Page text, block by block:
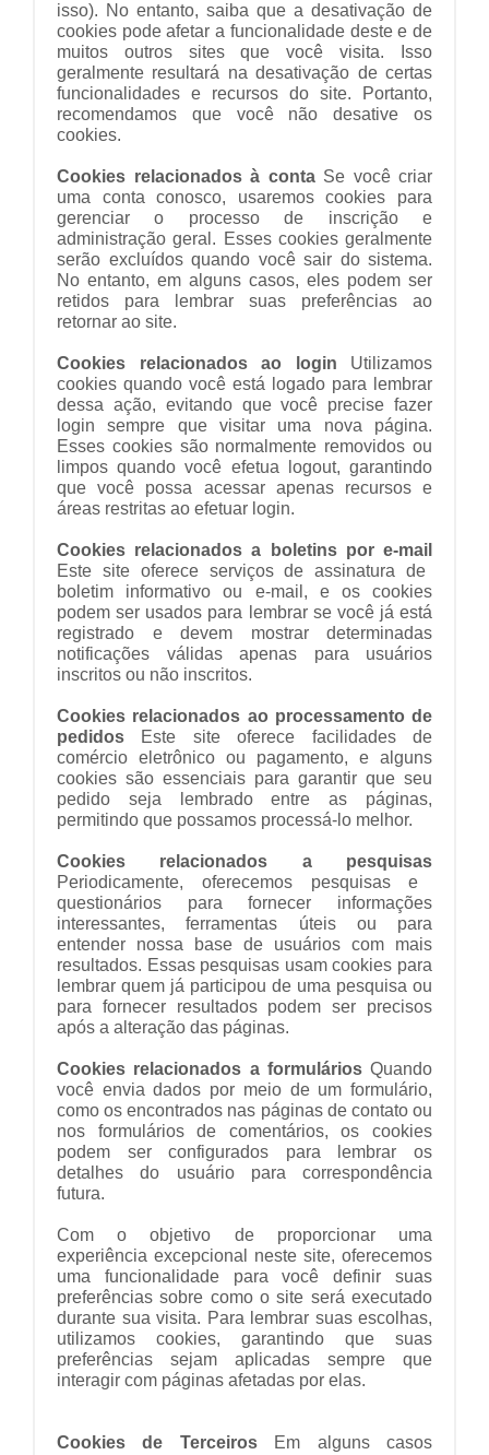
isso). No entanto, saiba que a desativação de
cookies pode afetar a funcionalidade deste e de
muitos outros sites que você visita. Isso
geralmente resultará na desativação de certas
funcionalidades e recursos do site. Portanto,
recomendamos que você não desative os
cookies.
Cookies relacionados à contaSe você criar
uma conta conosco, usaremos cookies para
gerenciar o processo de inscrição e
administração geral. Esses cookies geralmente
serão excluídos quando você sair do sistema.
No entanto, em alguns casos, eles podem ser
retidos para lembrar suas preferências ao
retornar ao site.
Cookies relacionados ao login Utilizamos
cookies quando você está logado para lembrar
dessa ação, evitando que você precise fazer
login sempre que visitar uma nova página.
Esses cookies são normalmente removidos ou
limpos quando você efetua logout, garantindo
que você possa acessar apenas recursos e
áreas restritas ao efetuar login.
Cookies relacionados a boletins por e-mail
Este site oferece serviços de assinatura de
boletim informativo ou e-mail, e os cookies
podem ser usados ​​para lembrar se você já está
registrado e devem mostrar determinadas
notificações válidas apenas para usuários
inscritos ou não inscritos.
Cookies relacionados ao processamento de
pedidos Este site oferece facilidades de
comércio eletrônico ou pagamento, e alguns
cookies são essenciais para garantir que seu
pedido seja lembrado entre as páginas,
permitindo que possamos processá-lo melhor.
Cookies relacionados a pesquisas
Periodicamente, oferecemos pesquisas e
questionários para fornecer informações
interessantes, ferramentas úteis ou para
entender nossa base de usuários com mais
resultados. Essas pesquisas usam cookies para
lembrar quem já participou de uma pesquisa ou
para fornecer resultados podem ser precisos
após a alteração das páginas.
Cookies relacionados a formuláriosQuando
você envia dados por meio de um formulário,
como os encontrados nas páginas de contato ou
nos formulários de comentários, os cookies
podem ser configurados para lembrar os
detalhes do usuário para correspondência
futura.
Com o objetivo de proporcionar uma
experiência excepcional neste site, oferecemos
uma funcionalidade para você definir suas
preferências sobre como o site será executado
durante sua visita. Para lembrar suas escolhas,
utilizamos cookies, garantindo que suas
preferências sejam aplicadas sempre que
interagir com páginas afetadas por elas.
Cookies de TerceirosEm alguns casos